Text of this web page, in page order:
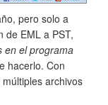
pero solo a
de EML a PST,
en el programa
hacerlo. Con
archivos